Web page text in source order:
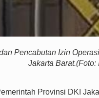
Pencabutan Izin
Jakarta Barat.(Foto:
Provinsi DKI